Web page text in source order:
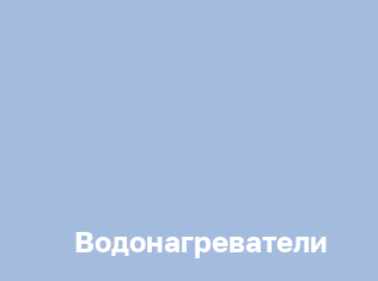
Водонагреватели